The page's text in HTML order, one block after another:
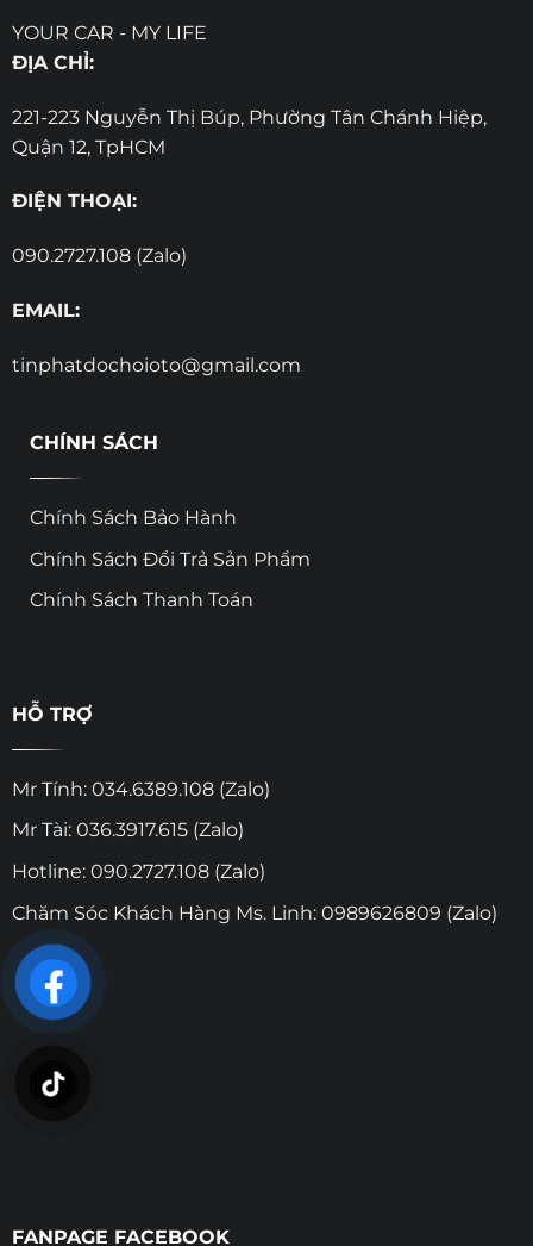
YOUR CAR - MY LIFE
ĐỊA CHỈ:
221-223 Nguyễn Thị Búp, Phường Tân Chánh Hiệp,
Quận 12, TpHCM
ĐIỆN THOẠI:
090.2727.108 (Zalo)
EMAIL:
tinphatdochoioto@gmail.com
CHÍNH SÁCH
Chính Sách Bảo Hành
Chính Sách Đổi Trả Sản Phẩm
Chính Sách Thanh Toán
HỖ TRỢ
Mr Tính: 034.6389.108 (Zalo)
Mr Tài: 036.3917.615 (Zalo)
Hotline: 090.2727.108 (Zalo)
Chăm Sóc Khách Hàng Ms. Linh: 0989626809 (Zalo)
FANPAGE FACEBOOK